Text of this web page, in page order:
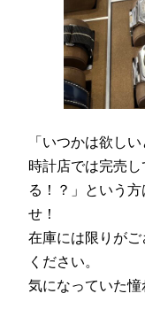
「いつかは欲し
時計店では完売
る！？」という
せ！
在庫には限りが
ください。
気になっていた憧